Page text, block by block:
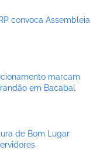
convoca Assembleia
marcam
em Bacabal
de Bom Lugar